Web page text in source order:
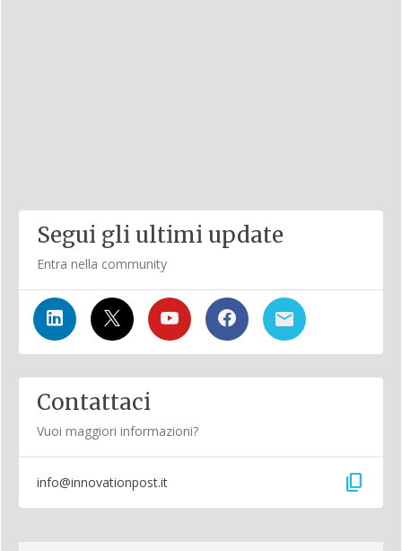
Segui gli ultimi update
Entra nella community
Contattaci
Vuoi maggiori informazioni?
info@innovationpost.it content_copy